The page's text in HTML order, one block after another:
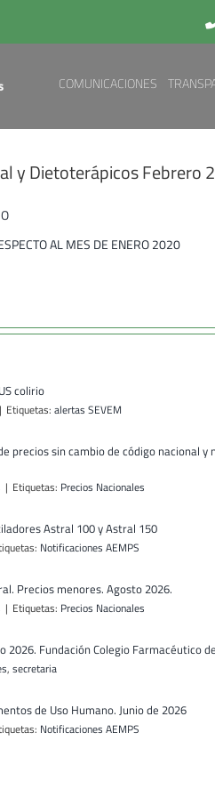
COMUNICACIONES
y Dietoterápicos Febrero
AL MES DE ENERO 2020
colirio
| Etiquetas: alertas SEVEM
precios sin cambio de código nacional
| Etiquetas: Precios Nacionales
Astral 100 y Astral 150
Notificaciones AEMPS
Precios menores. Agosto 2026.
| Etiquetas: Precios Nacionales
2026. Fundación Colegio Farmacéutico
, secretaria
de Uso Humano. Junio de 2026
Notificaciones AEMPS